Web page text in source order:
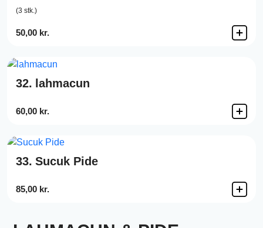
(3 stk.)
50,00 kr.
32. lahmacun
60,00 kr.
33. Sucuk Pide
85,00 kr.